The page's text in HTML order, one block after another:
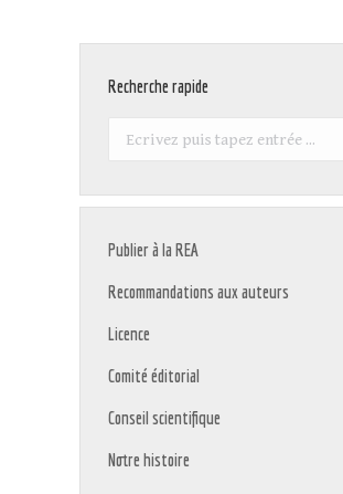
Recherche rapide
Recherche
Publier à la REA
Recommandations aux auteurs
Licence
Comité éditorial
Conseil scientifique
Notre histoire